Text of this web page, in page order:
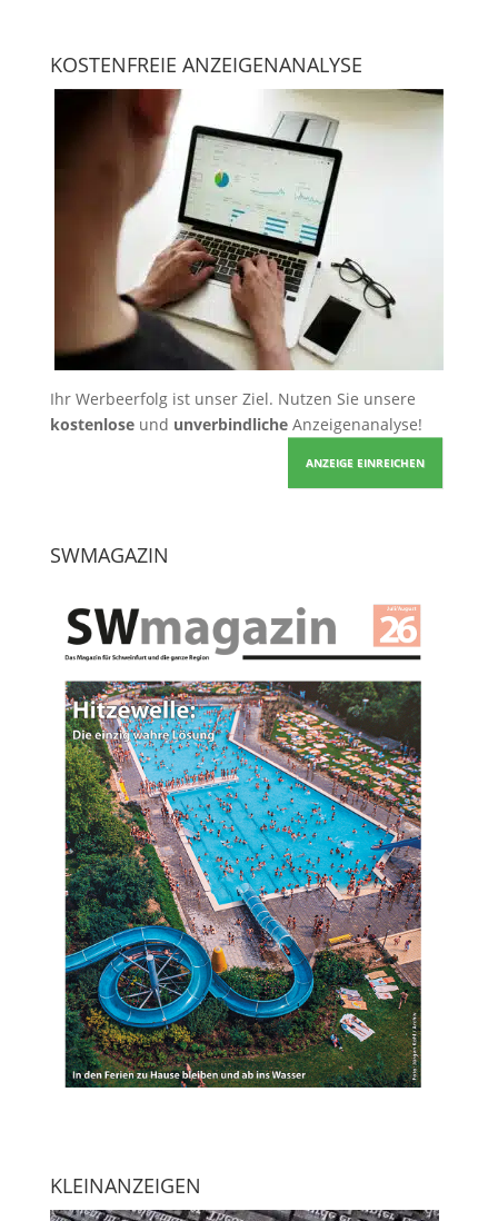
KOSTENFREIE ANZEIGENANALYSE
Ihr Werbeerfolg ist unser Ziel. Nutzen Sie unsere
kostenloseund unverbindlicheAnzeigenanalyse!
ANZEIGE EINREICHEN
SWMAGAZIN
KLEINANZEIGEN